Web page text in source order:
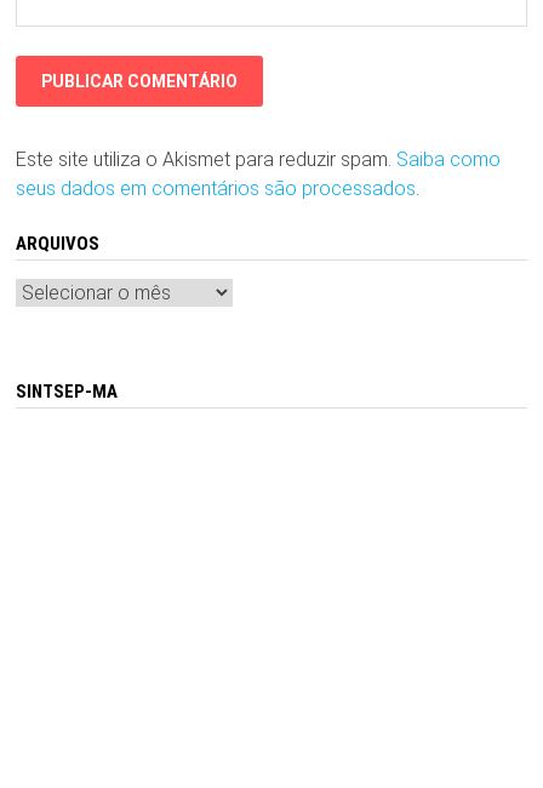
Este site utiliza o Akismet para reduzir spam. Saiba como
seus dados em comentários são processados.
ARQUIVOS
Arquivos
SINTSEP-MA